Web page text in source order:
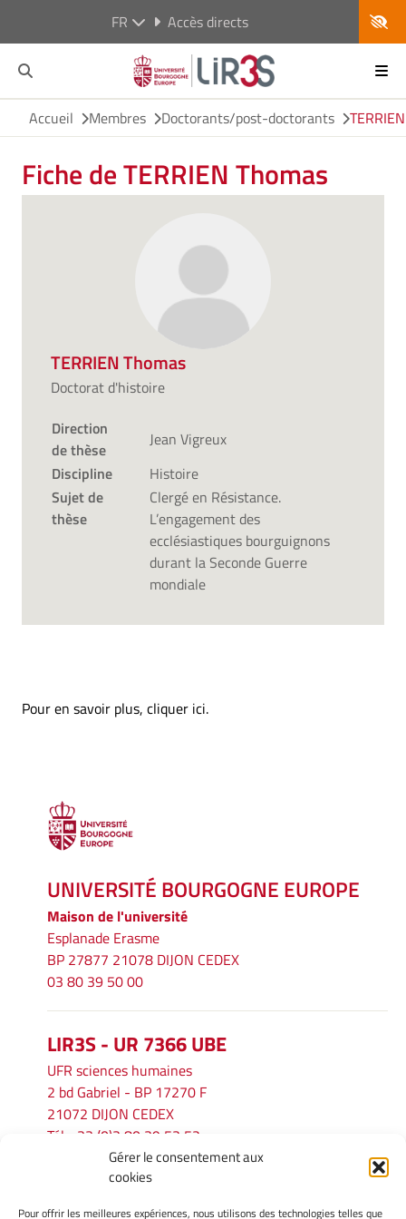
Gérer le consentement aux
cookies
Pour offrir les meilleures expériences, nous utilisons des technologies telles que
FR Accès directs
Accueil Membres Doctorants/post-doctorants
Fiche de TERRIEN Thomas
TERRIEN Thomas
Doctorat d'histoire
Direction
de thèse
Jean Vigreux
Discipline
Histoire
Sujet de
thèse
Clergé en Résistance.
L’engagement des
ecclésiastiques bourguignons
durant la Seconde Guerre
mondiale
Pour en savoir plus, cliquer ici.
UNIVERSITÉ BOURGOGNE EUROPE
Maison de l'université
Esplanade Erasme
BP 27877 21078 DIJON CEDEX
03 80 39 50 00
LIR3S - UR 7366 UBE
UFR sciences humaines
2 bd Gabriel - BP 17270 F
21072 DIJON CEDEX
Tél. : 33 (0)3 80 39 53 52
lir3s@u-bourgogne.fr